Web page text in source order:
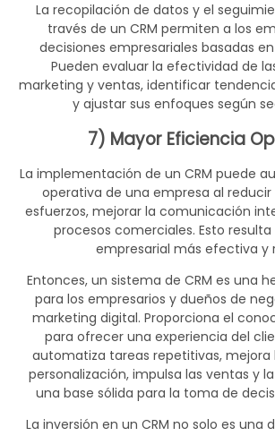
La recopilación de datos y el
través de un CRM permiten a los
decisiones empresariales basadas
Pueden evaluar la efectividad de
marketing y ventas, identificar
y ajustar sus enfoques según
7) Mayor Eficiencia
La implementación de un CRM puede
operativa de una empresa al
esfuerzos, mejorar la comunicación
procesos comerciales. Esto
empresarial más efectiva y
Entonces, un sistema de CRM es una
para los empresarios y dueños de
marketing digital. Proporciona el
para ofrecer una experiencia del
automatiza tareas repetitivas,
personalización, impulsa las ventas y
una base sólida para la toma de
La inversión en un CRM no solo es una